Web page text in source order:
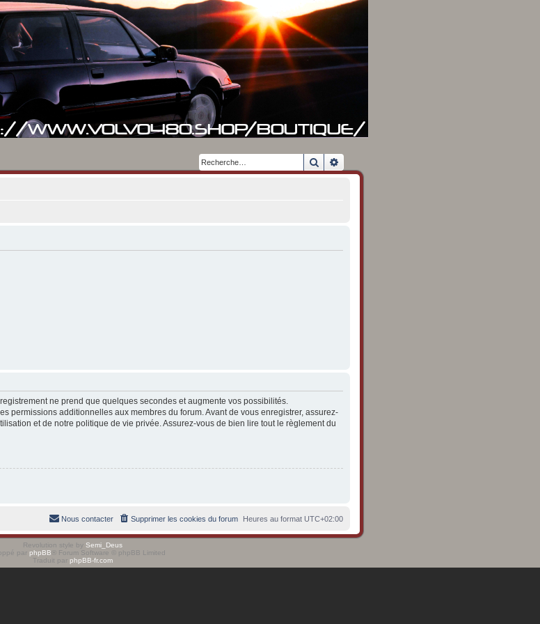
Rechercher
ne prend que quelques secondes et augmente vos possibilités.
permissions additionnelles aux membres du forum. Avant de vous enregistrer, assurez-
et de notre politique de vie privée. Assurez-vous de bien lire tout le règlement du
Heures au format UTC+02:00
Supprimer les cookies du forum
Nous contacter
Revolution style by Semi_Deus
par phpBB ® Forum Software © phpBB Limited
Traduit par phpBB-fr.com